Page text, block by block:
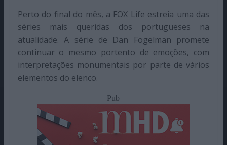
Perto do final do mês, a FOX Life estreia uma das
séries mais queridas dos portugueses na
atualidade. A série de Dan Fogelman promete
continuar o mesmo portento de emoções, com
interpretações monumentais por parte de vários
elementos do elenco.
Pub